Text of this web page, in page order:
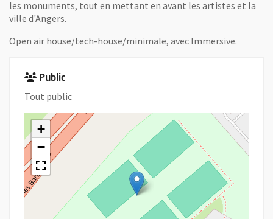
les monuments, tout en mettant en avant les artistes et la
ville d'Angers.
Open air house/tech-house/minimale, avec Immersive.
Public
Tout public
+
−